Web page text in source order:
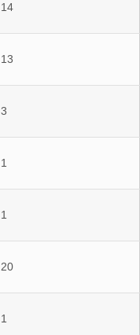
14
13
3
1
1
20
1